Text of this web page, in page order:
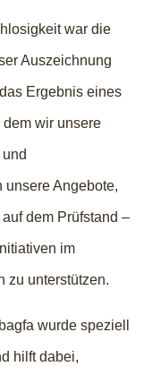
war die
Auszeichnung
Ergebnis eines
wir unsere
Angebote,
dem Prüfstand –
im
zu unterstützen.
wurde speziell
hilft dabei,